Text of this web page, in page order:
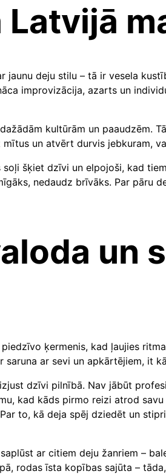
Latvijā
jaunu deju stilu – tā ir vesela
improvizācija, azarts un
kultūrām un paaudzēm.
un atvērt durvis jebkuram,
šķiet dzīvi un elpojoši, kad
nedaudz brīvāks. Par pāru
un
ķermenis, kad ļaujies
ar sevi un apkārtējiem, it
dzīvi pilnībā. Nav jābūt
kad kāds pirmo reizi atrod
to, kā deja spēj dziedēt un
ar citiem deju žanriem –
rodas īsta kopības sajūta –